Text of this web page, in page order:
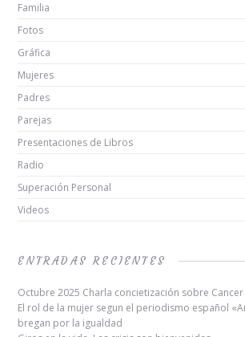
Familia
Fotos
Gráfica
Mujeres
Padres
Parejas
Presentaciones de Libros
Radio
Superación Personal
Videos
ENTRADAS RECIENTES
Octubre 2025 Charla concietización sobre
El rol de la mujer segun el periodismo español
bregan por la igualdad